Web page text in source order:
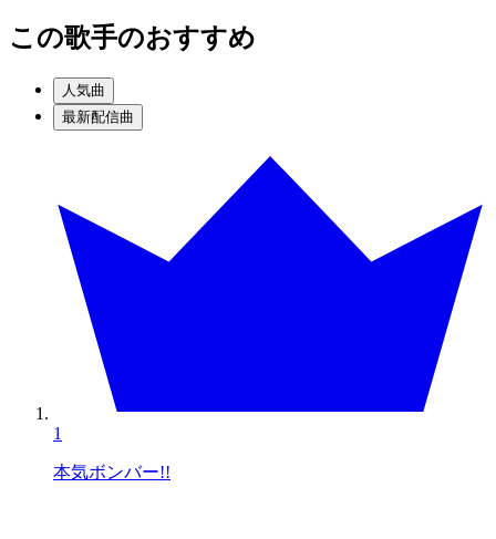
この歌手のおすすめ
人気曲
最新配信曲
1
本気ボンバー!!